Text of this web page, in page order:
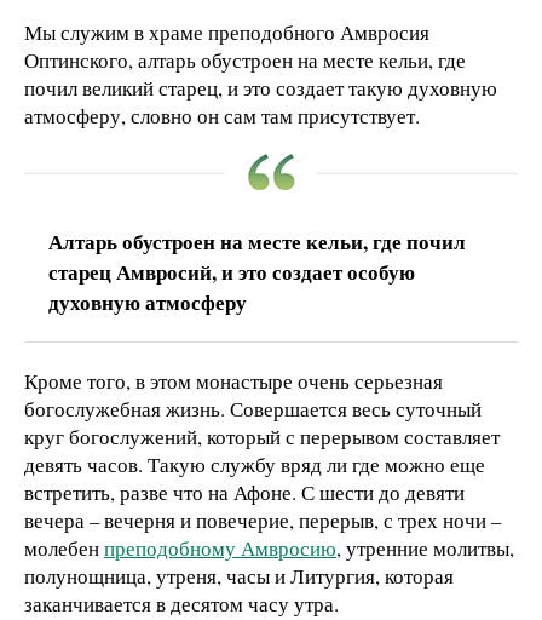
Мы служим в храме преподобного Амвросия
Оптинского, алтарь обустроен на месте кельи, где
почил великий старец, и это создает такую духовную
атмосферу, словно он сам там присутствует.
Алтарь обустроен на месте кельи, где почил
старец Амвросий, и это создает особую
духовную атмосферу
Кроме того, в этом монастыре очень серьезная
богослужебная жизнь. Совершается весь суточный
круг богослужений, который с перерывом составляет
девять часов. Такую службу вряд ли где можно еще
встретить, разве что на Афоне. С шести до девяти
вечера – вечерня и повечерие, перерыв, с трех ночи –
молебенпреподобному Амвросию, утренние молитвы,
полунощница, утреня, часы и Литургия, которая
заканчивается в десятом часу утра.